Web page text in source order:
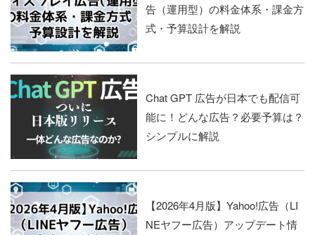
告（運用型）の料金体系・課金方
式・予算設計を解説
Chat GPT 広告が日本でも配信可
能に！どんな広告？必要予算は？
シンプルに解説
【2026年4月版】Yahoo!広告（LI
NEヤフー広告）アップデート情